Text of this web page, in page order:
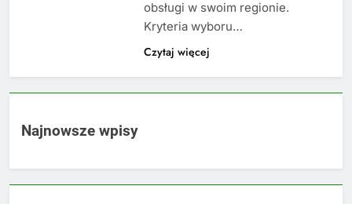
obsługi w swoim regionie.
Kryteria wyboru…
Czytaj więcej
Najnowsze wpisy